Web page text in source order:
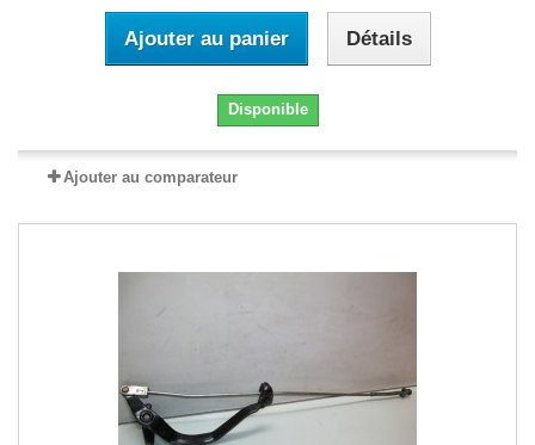
Ajouter au panier Détails
Disponible
Ajouter au comparateur